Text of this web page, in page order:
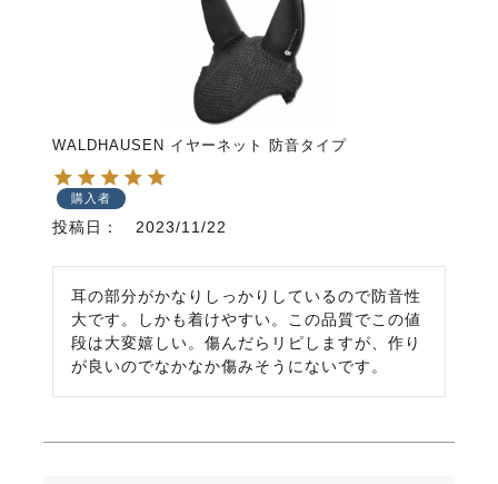
WALDHAUSEN イヤーネット 防音タイプ
購入者
投稿日 2023/11/22
耳の部分がかなりしっかりしているので防音性
大です。しかも着けやすい。この品質でこの値
段は大変嬉しい。傷んだらリピしますが、作り
が良いのでなかなか傷みそうにないです。